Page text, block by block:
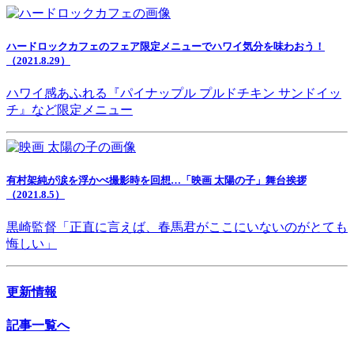
ハードロックカフェのフェア限定メニューでハワイ気分を味わおう！
（2021.8.29）
ハワイ感あふれる『パイナップル プルドチキン サンドイッ
チ』など限定メニュー
有村架純が涙を浮かべ撮影時を回想…「映画 太陽の子」舞台挨拶
（2021.8.5）
黒崎監督「正直に言えば、春馬君がここにいないのがとても
悔しい」
更新情報
記事一覧へ